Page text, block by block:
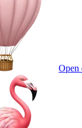
Open